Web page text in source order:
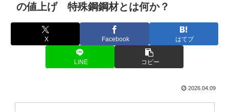
の値上げ 特殊鋼鋼材とは何か？
X Facebook はてブ
LINE コピー
2026.04.09